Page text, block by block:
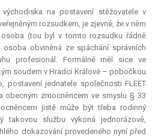
na postavení stěžovatele v
rozsudkem, je zjevné, že v něm
(tou byl v tomto rozsudku řádně
osoba obviněná ze spáchání správních
profesionál. Formálně měl sice ve
soudem v Hradci Králové – pobočkou
postavení jednatele společnosti FLEET
obecným zmocněncem ve smyslu § 33
jistě může být třeba rodinný
takovou službu vykoná jednorázově,
dokazování provedeného nyní před